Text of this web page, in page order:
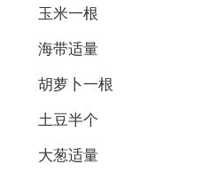
玉米一根
海带适量
胡萝卜一根
土豆半个
大葱适量